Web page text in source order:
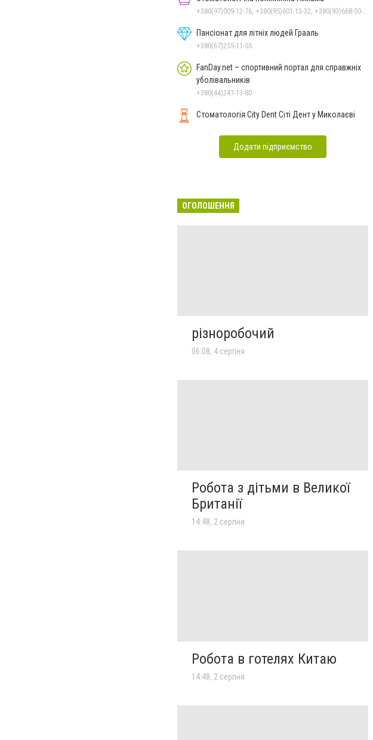
Пансіонат для літніх людей Грааль
+380(67)255-11-55
FanDay.net – спортивний портал для справжніх
уболівальників
+380(44)247-13-80
Стоматологія City Dent Сіті Дент у Миколаєві
Додати підприємство
ОГОЛОШЕННЯ
різноробочий
06:08, 4 серпня
Робота з дітьми в Великої
Британії
14:48, 2 серпня
Робота в готелях Китаю
14:48, 2 серпня